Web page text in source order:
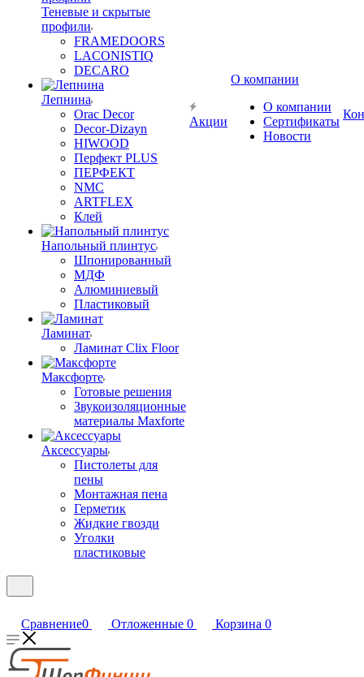
Теневые и скрытые
профили
FRAMEDOORS
LACONISTIQ
DECARO
Лепнина
Orac Decor
Decor-Dizayn
HIWOOD
Перфект PLUS
ПЕРФЕКТ
NMC
ARTFLEX
Клей
Напольный плинтус
Шпонированный
МДФ
Алюминиевый
Пластиковый
Ламинат
Ламинат Clix Floor
Максфорте
Готовые решения
Звукоизоляционные
материалы Maxforte
Аксессуары
Пистолеты для
пены
Монтажная пена
Герметик
Жидкие гвозди
Уголки
пластиковые
Акции
О компании
О компании
Сертификаты
Новости
Сравнение0 Отложенные 0 Корзина 0